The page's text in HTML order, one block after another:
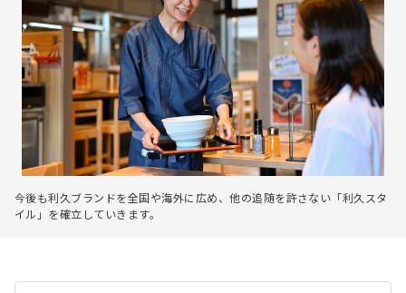
今後も利久ブランドを全国や海外に広め、他の追随を許さない「利久スタ
イル」を確立していきます。